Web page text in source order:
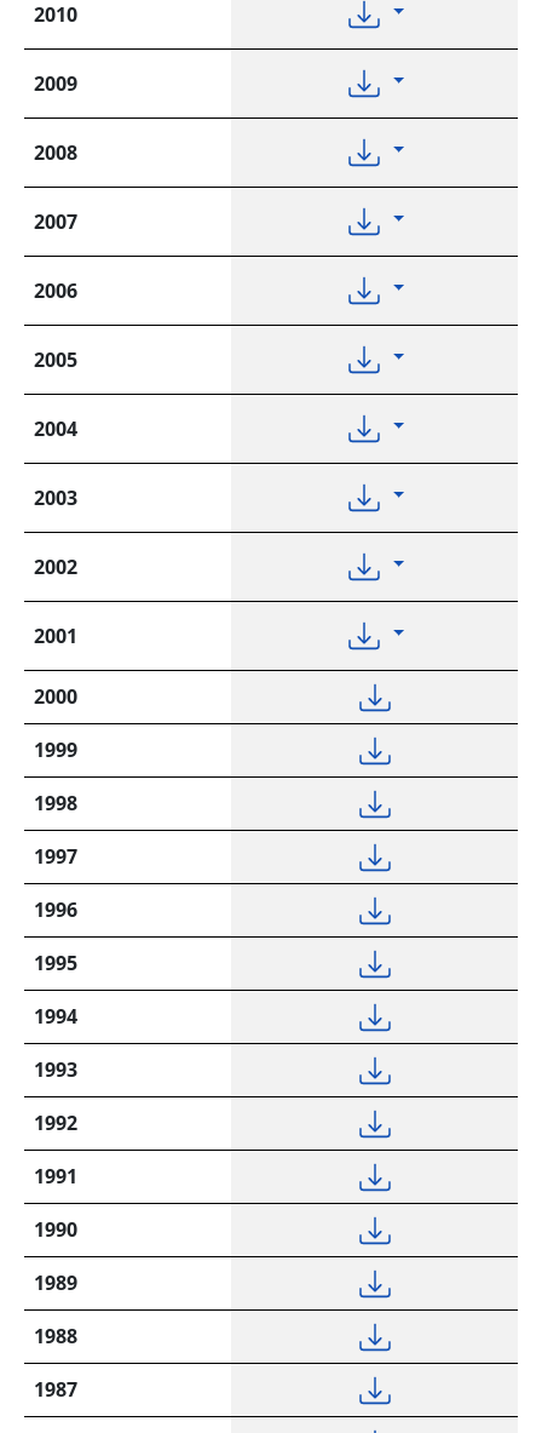
2010
2009
2008
2007
2006
2005
2004
2003
2002
2001
2000
1999
1998
1997
1996
1995
1994
1993
1992
1991
1990
1989
1988
1987